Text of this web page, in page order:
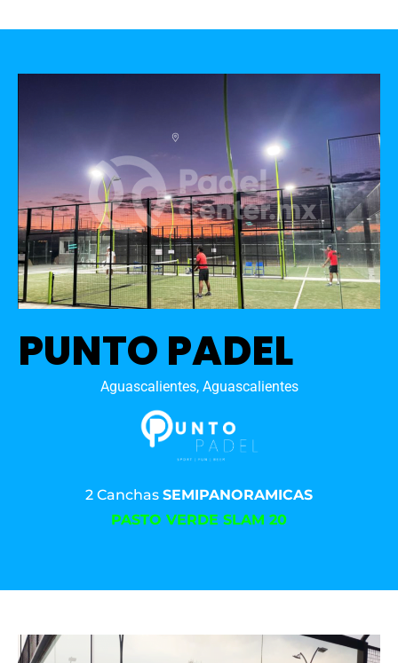
PUNTO PADEL
Aguascalientes, Aguascalientes
2 Canchas SEMIPANORAMICAS
PASTO VERDE SLAM 20